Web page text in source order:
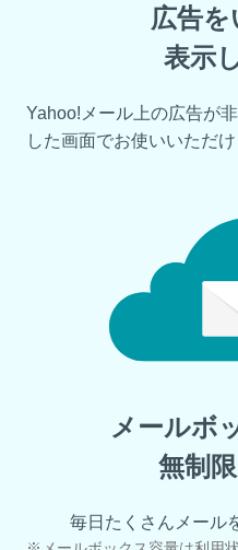
広告
表示
Yahoo!メール上の広告が
した画面でお使いいただけ
メールボ
無制
毎日たくさんメール